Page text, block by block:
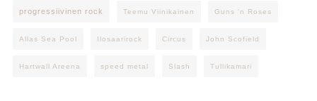
progressiivinen rock Teemu Viinikainen Guns 'n Roses
Allas Sea Pool Ilosaarirock Circus John Scofield
Hartwall Areena speed metal Slash Tullikamari